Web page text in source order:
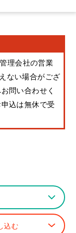
理会社の営業
ない場合がござ
問い合わせく
込は無休で受
込む